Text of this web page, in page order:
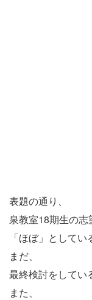
表題の通り、
泉教室18期生の志
「ほぼ」としてい
まだ、
最終検討をしてい
また、